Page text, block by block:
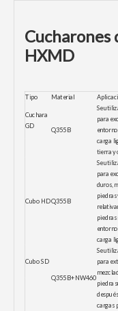
Cucharones
HXMD
Tipo Material
Cuchara
GD
Q355B
Se
para
carga
tierra y
Cubo HDQ355B
Se
para
duros,
piedras
piedras
carga
Cubo SD
Q355B+NW460
Se
para
piedra
cargas